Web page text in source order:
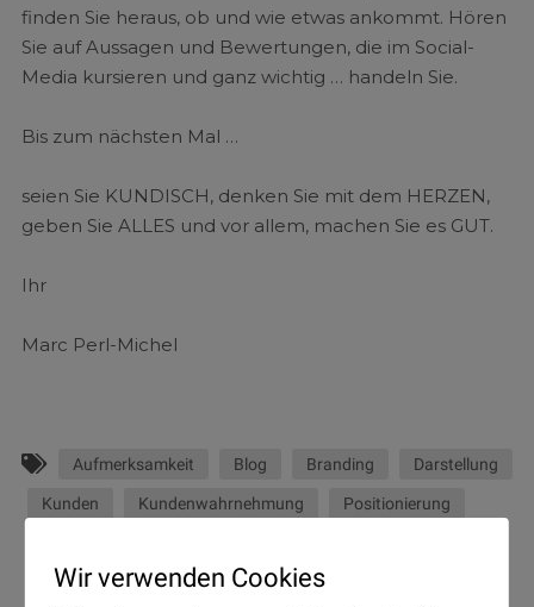
finden Sie heraus, ob und wie etwas ankommt. Hören
Sie auf Aussagen und Bewertungen, die im Social-
Media kursieren und ganz wichtig … handeln Sie.
Bis zum nächsten Mal …
seien Sie KUNDISCH, denken Sie mit dem HERZEN,
geben Sie ALLES und vor allem, machen Sie es GUT.
Ihr
Marc Perl-Michel
Aufmerksamkeit Blog Branding Darstellung
Kunden Kundenwahrnehmung Positionierung
Wir verwenden Cookies